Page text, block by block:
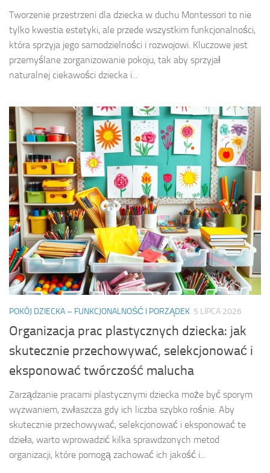
Tworzenie przestrzeni dla dziecka w duchu Montessori to nie
tylko kwestia estetyki, ale przede wszystkim funkcjonalności,
która sprzyja jego samodzielności i rozwojowi. Kluczowe jest
przemyślane zorganizowanie pokoju, tak aby sprzyjał
naturalnej ciekawości dziecka i...
POKÓJ DZIECKA – FUNKCJONALNOŚĆ I PORZĄDEK 5 LIPCA 2026
Organizacja prac plastycznych dziecka: jak
skutecznie przechowywać, selekcjonować i
eksponować twórczość malucha
Zarządzanie pracami plastycznymi dziecka może być sporym
wyzwaniem, zwłaszcza gdy ich liczba szybko rośnie. Aby
skutecznie przechowywać, selekcjonować i eksponować te
dzieła, warto wprowadzić kilka sprawdzonych metod
organizacji, które pomogą zachować ich jakość i...